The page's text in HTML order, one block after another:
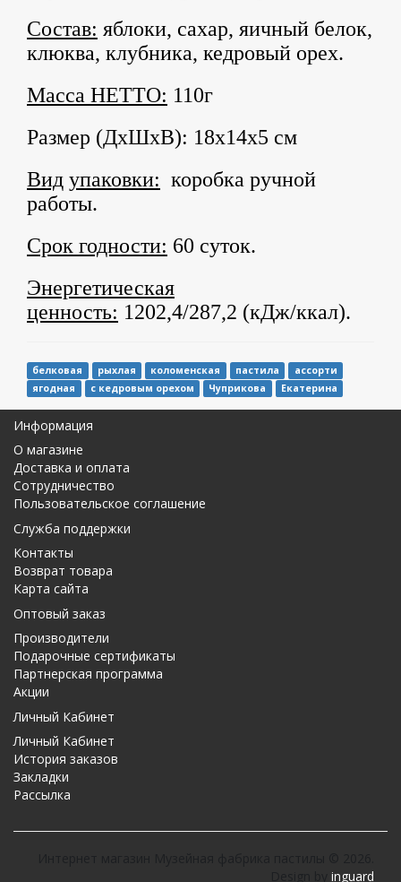
Состав: яблоки, сахар, яичный белок,
клюква, клубника, кедровый орех.
Масса НЕТТО: 110г
Размер (ДхШхВ): 18х14х5 см
Вид упаковки: коробка ручной
работы.
Срок годности: 60 суток.
Энергетическая
ценность: 1202,4/287,2 (кДж/ккал).
белковая рыхлая коломенская пастила
ассорти
ягодная
с кедровым орехом Чуприкова Екатерина
Информация
О магазине
Доставка и оплата
Сотрудничество
Пользовательское соглашение
Служба поддержки
Контакты
Возврат товара
Карта сайта
Оптовый заказ
Производители
Подарочные сертификаты
Партнерская программа
Акции
Личный Кабинет
Личный Кабинет
История заказов
Закладки
Рассылка
inguard